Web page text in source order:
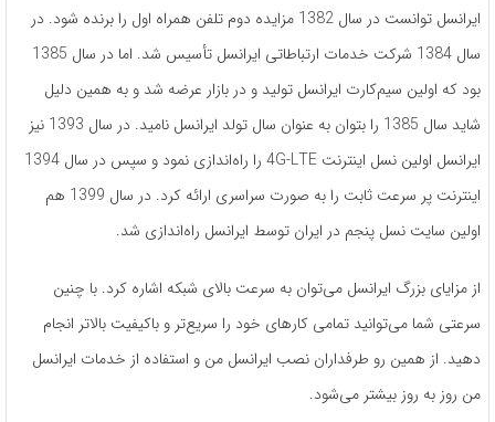
ایرانسل توانست در سال 1382 مزایده دوم تلفن همراه اول را برنده شود. در
سال 1384 شرکت خدمات ارتباطاتی ایرانسل تأسیس شد. اما در سال 1385
بود که اولین سیم‌کارت ایرانسل تولید و در بازار عرضه شد و به همین دلیل
شاید سال 1385 را بتوان به عنوان سال تولد ایرانسل نامید. در سال 1393 نیز
ایرانسل اولین نسل اینترنت 4G-LTE را راه‌اندازی نمود و سپس در سال 1394
اینترنت پر سرعت ثابت را به صورت سراسری ارائه کرد. در سال 1399 هم
اولین سایت نسل پنجم در ایران توسط ایرانسل راه‌اندازی شد.
از مزایای بزرگ ایرانسل می‌توان به سرعت بالای شبکه اشاره کرد. با چنین
سرعتی شما می‌توانید تمامی کارهای خود را سریع‌تر و باکیفیت بالاتر انجام
دهید. از همین رو طرفداران نصب ایرانسل من و استفاده از خدمات ایرانسل
من روز به روز بیشتر می‌شود.